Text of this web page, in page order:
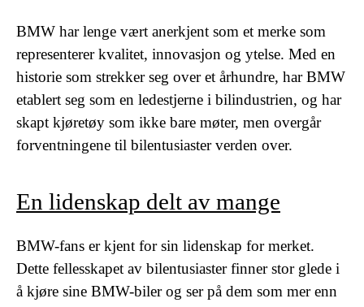
BMW har lenge vært anerkjent som et merke som
representerer kvalitet, innovasjon og ytelse. Med en
historie som strekker seg over et århundre, har BMW
etablert seg som en ledestjerne i bilindustrien, og har
skapt kjøretøy som ikke bare møter, men overgår
forventningene til bilentusiaster verden over.
En lidenskap delt av mange
BMW-fans er kjent for sin lidenskap for merket.
Dette fellesskapet av bilentusiaster finner stor glede i
å kjøre sine BMW-biler og ser på dem som mer enn